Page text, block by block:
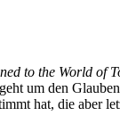
to the World of
um den
hat, die aber